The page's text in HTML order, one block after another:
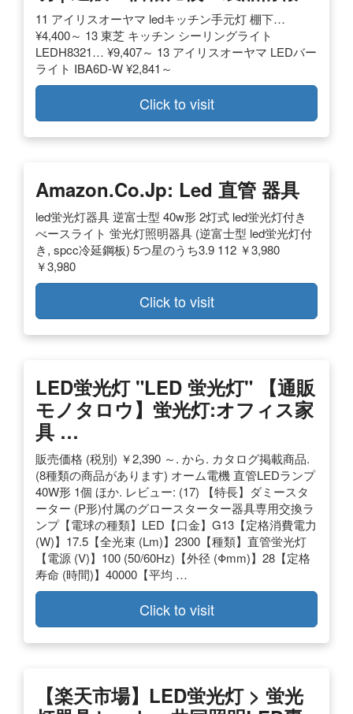
11 アイリスオーヤマ ledキッチン手元灯 棚下…
¥4,400～ 13 東芝 キッチン シーリングライト
LEDH8321… ¥9,407～ 13 アイリスオーヤマ LEDバー
ライト IBA6D-W ¥2,841～
Click to visit
Amazon.co.jp: Led 直管 器具
led蛍光灯器具 逆富士型 40w形 2灯式 led蛍光灯付き
べースライト 蛍光灯照明器具 (逆富士型 led蛍光灯付
き, spcc冷延鋼板) 5つ星のうち3.9 112 ￥3,980
￥3,980
Click to visit
LED蛍光灯 "LED 蛍光灯" 【通販
モノタロウ】蛍光灯:オフィス家
具 …
販売価格 (税別) ￥2,390 ～. から. カタログ掲載商品.
(8種類の商品があります) オーム電機 直管LEDランプ
40W形 1個 ほか. レビュー: (17) 【特長】ダミースタ
ーター (P形)付属のグロースターター器具専用交換ラ
ンプ【電球の種類】LED【口金】G13【定格消費電力
(W)】17.5【全光束 (Lm)】2300【種類】直管蛍光灯
【電源 (V)】100 (50/60Hz)【外径 (Φmm)】28【定格
寿命 (時間)】40000【平均 …
Click to visit
【楽天市場】LED蛍光灯 > 蛍光